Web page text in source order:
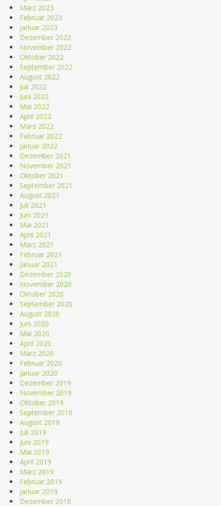
März 2023
Februar 2023
Januar 2023
Dezember 2022
November 2022
Oktober 2022
September 2022
August 2022
Juli 2022
Juni 2022
Mai 2022
April 2022
März 2022
Februar 2022
Januar 2022
Dezember 2021
November 2021
Oktober 2021
September 2021
August 2021
Juli 2021
Juni 2021
Mai 2021
April 2021
März 2021
Februar 2021
Januar 2021
Dezember 2020
November 2020
Oktober 2020
September 2020
August 2020
Juni 2020
Mai 2020
April 2020
März 2020
Februar 2020
Januar 2020
Dezember 2019
November 2019
Oktober 2019
September 2019
August 2019
Juli 2019
Juni 2019
Mai 2019
April 2019
März 2019
Februar 2019
Januar 2019
Dezember 2018